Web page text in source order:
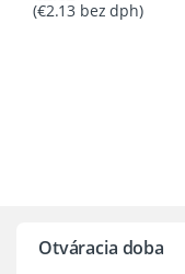
(€2.13 bez dph)
Otváracia doba